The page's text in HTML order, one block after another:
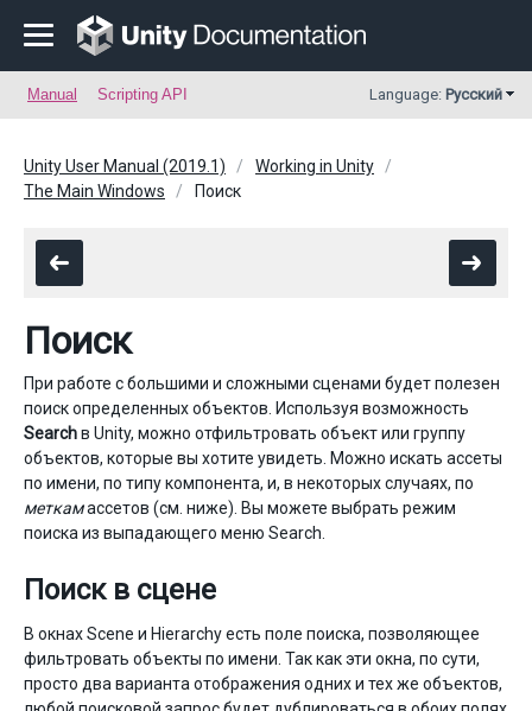
Manual Scripting API Language: Русский
Unity User Manual (2019.1)
Working in Unity
The Main Windows
Поиск
Поиск
При работе с большими и сложными сценами будет полезен
поиск определенных объектов. Используя возможность
Searchв Unity, можно отфильтровать объект или группу
объектов, которые вы хотите увидеть. Можно искать ассеты
по имени, по типу компонента, и, в некоторых случаях, по
меткамассетов (см. ниже). Вы можете выбрать режим
поиска из выпадающего меню Search.
Поиск в сцене
В окнах Scene и Hierarchy есть поле поиска, позволяющее
фильтровать объекты по имени. Так как эти окна, по сути,
просто два варианта отображения одних и тех же объектов,